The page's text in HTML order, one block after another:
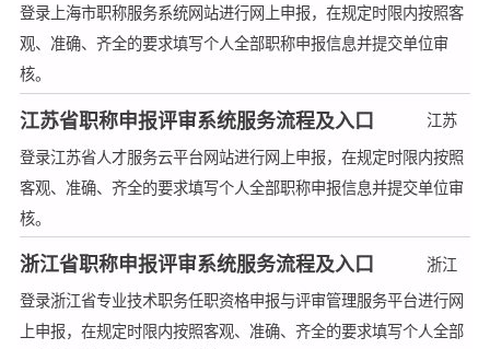
登录上海市职称服务系统网站进行网上申报，在规定时限内按照客
观、准确、齐全的要求填写个人全部职称申报信息并提交单位审
核。
江苏省职称申报评审系统服务流程及入口
江苏
登录江苏省人才服务云平台网站进行网上申报，在规定时限内按照
客观、准确、齐全的要求填写个人全部职称申报信息并提交单位审
核。
浙江省职称申报评审系统服务流程及入口
浙江
登录浙江省专业技术职务任职资格申报与评审管理服务平台进行网
上申报，在规定时限内按照客观、准确、齐全的要求填写个人全部